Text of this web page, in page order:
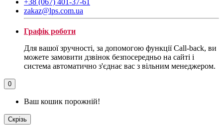
+38 (067) 401-37-61
zakaz@lps.com.ua
Графік роботи
Для вашої зручності, за допомогою функції Call-back, ви
можете замовити дзвінок безпосередньо на сайті і
система автоматично з'єднає вас з вільним менеджером.
0
Ваш кошик порожній!
Скрізь